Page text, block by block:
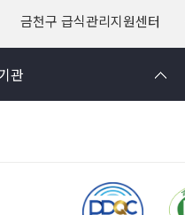
금천구 급식관리지원센터
관